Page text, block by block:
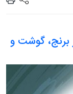
برنج، گوشت و